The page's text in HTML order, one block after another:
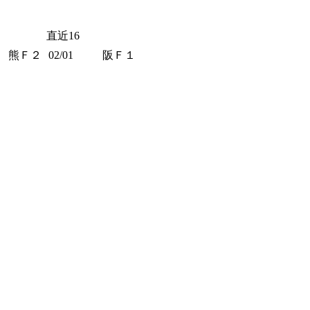
直近16
熊Ｆ２
02/01 阪Ｆ１